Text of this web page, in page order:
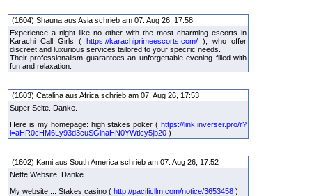
(1604) Shauna aus Asia schrieb am 07. Aug 26, 17:58
Experience a night like no other with the most charming escorts in
Karachi Call Girls ( https://karachiprimeescorts.com/ ), who offer
discreet and luxurious services tailored to your specific needs.
Their professionalism guarantees an unforgettable evening filled with
fun and relaxation.
(1603) Catalina aus Africa schrieb am 07. Aug 26, 17:53
Super Seite. Danke.
Here is my homepage: high stakes poker ( https://link.inverser.pro/r?
l=aHR0cHM6Ly93d3cuSGlnaHN0YWtlcy5jb20 )
(1602) Kami aus South America schrieb am 07. Aug 26, 17:52
Nette Website. Danke.
My website ... Stakes casino ( http://pacificllm.com/notice/3653458 )